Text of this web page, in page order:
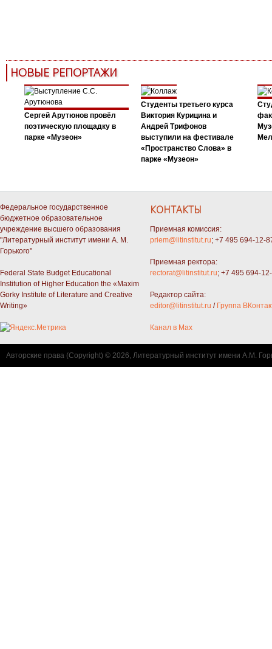
НОВЫЕ РЕПОРТАЖИ
Сергей Арутюнов провёл
поэтическую площадку в
парке «Музеон»
Студенты третьего курса
Виктория Курицина и
Андрей Трифонов
выступили на фестивале
«Пространство Слова» в
парке «Музеон»
Федеральное государственное
бюджетное образовательное
учреждение высшего образования
"Литературный институт имени А. М.
Горького"
Federal State Budget Educational
Institution of Higher Education the «Maxim
Gorky Institute of Literature and Creative
Writing»
КОНТАКТЫ
Приемная комиссия:
priem@litinstitut.ru; +7 495 694-12-
Приемная ректора:
rectorat@litinstitut.ru; +7 495 694-
Редактор сайта:
editor@litinstitut.ru / Группа
Канал в Max
Авторские права (Copyright) © 2026, Литературный институт имени А.М.